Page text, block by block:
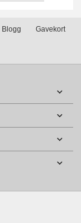
Blogg Gavekort